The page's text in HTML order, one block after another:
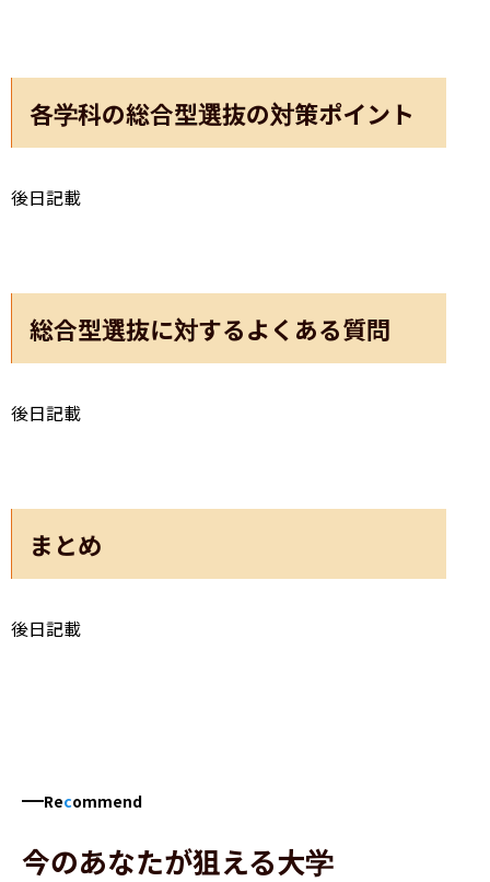
各学科の総合型選抜の対策ポイント
後日記載
総合型選抜に対するよくある質問
後日記載
まとめ
後日記載
Recommend
今のあなたが狙える大学